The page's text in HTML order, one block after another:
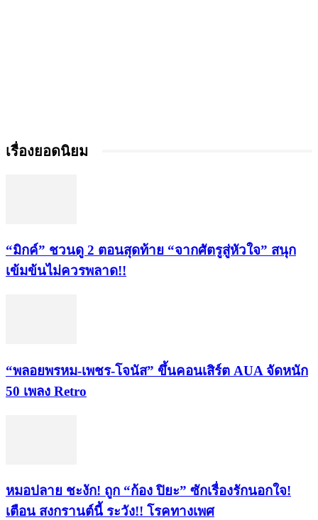
เรื่องยอดนิยม
“มิกค์” ชวนดู 2 ตอนสุดท้าย “จากศัตรูสู่หัวใจ” สนุก
เข้มข้นไม่ควรพลาด!!
“พลอยพรหม-เพชร-โจนัส” ขึ้นคอนเสิร์ต AUA จัดหนัก
50 เพลง Retro
หมอปลาย ชะงัก! ถูก “ก้อง ปิยะ” ซักเรื่องรักนอกใจ!
เตือน สงกรานต์นี้ ระวัง!! โรคทางเพศ